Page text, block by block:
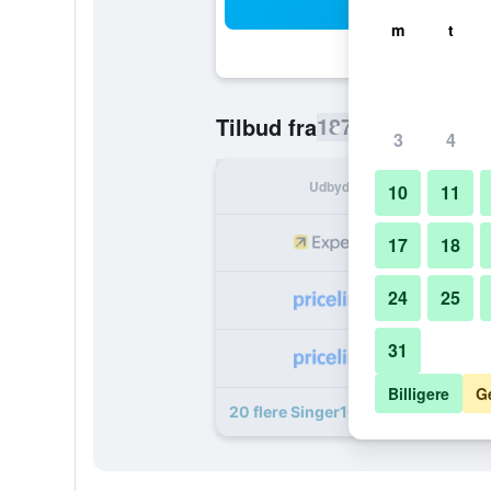
Tilbud fra187 kr. Billigste pris
Udbyder I
20 flere Singer109 Hostel, Hotel &
m t
3 4
10 11
17 18
24 25
31
Billigere